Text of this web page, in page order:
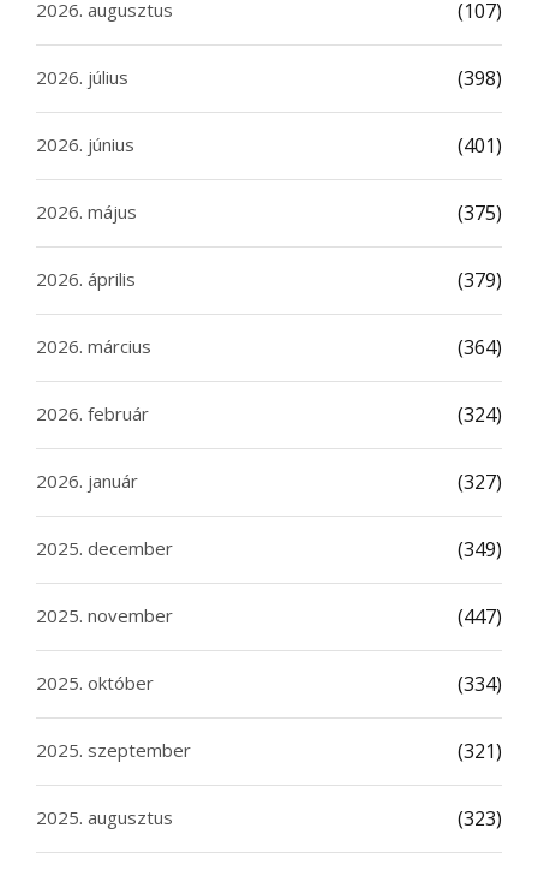
2026. augusztus (107)
2026. július (398)
2026. június (401)
2026. május (375)
2026. április (379)
2026. március (364)
2026. február (324)
2026. január (327)
2025. december (349)
2025. november (447)
2025. október (334)
2025. szeptember (321)
2025. augusztus (323)